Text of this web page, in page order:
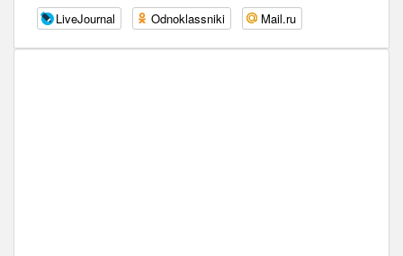
LiveJournal
Odnoklassniki Mail.ru